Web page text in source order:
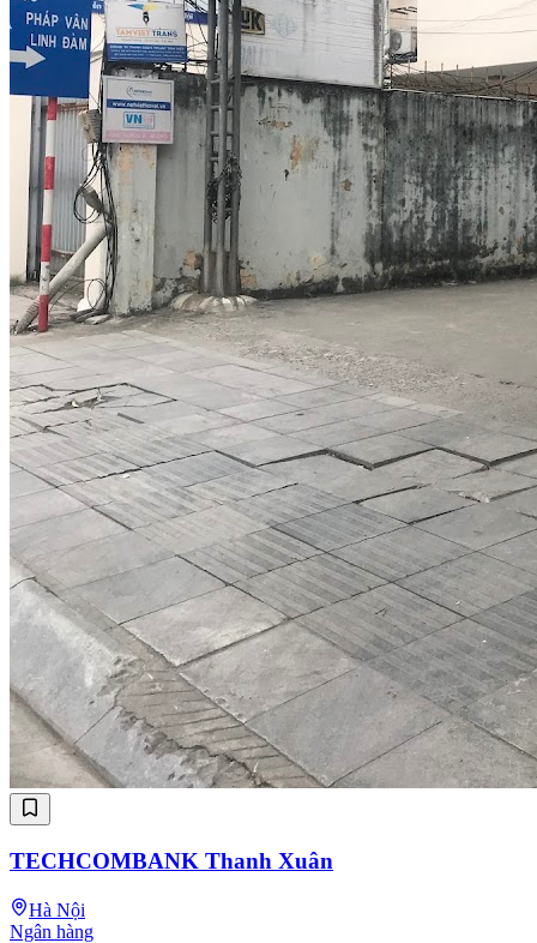
TECHCOMBANK Thanh Xuân
Hà Nội
Ngân hàng